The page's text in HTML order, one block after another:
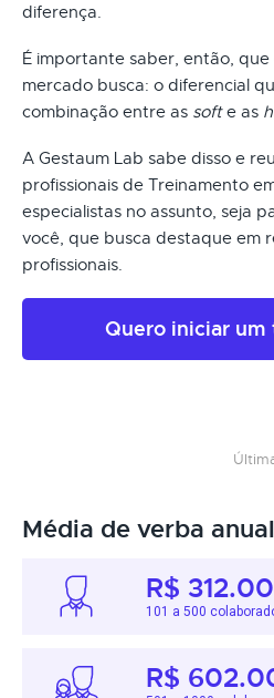
diferença.
É importante saber, então,
mercado busca: o diferencial
combinação entre as softe as
A Gestaum Lab sabe disso e
profissionais de Treinamento
especialistas no assunto, seja
você, que busca destaque em
profissionais.
Quero iniciar
Média de verba
R$
101 a 500
R$